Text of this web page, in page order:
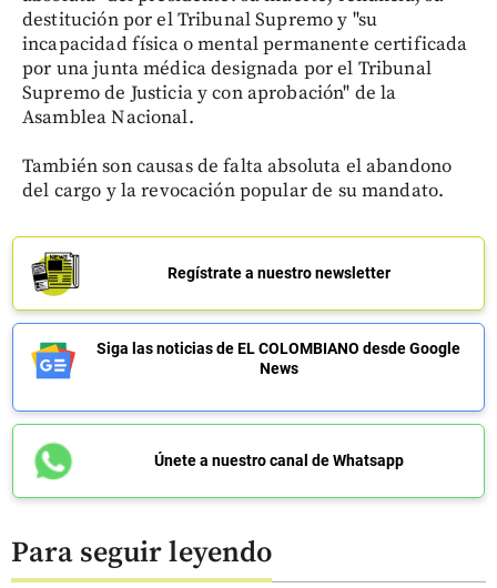
destitución por el Tribunal Supremo y "su
incapacidad física o mental permanente certificada
por una junta médica designada por el Tribunal
Supremo de Justicia y con aprobación" de la
Asamblea Nacional.
También son causas de falta absoluta el abandono
del cargo y la revocación popular de su mandato.
Regístrate a nuestro newsletter
Siga las noticias de EL COLOMBIANO desde Google
News
Únete a nuestro canal de Whatsapp
Para seguir leyendo